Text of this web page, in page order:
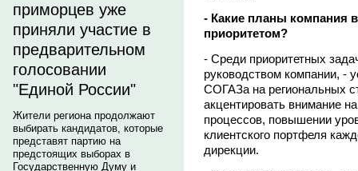
приморцев уже
приняли участие в
предварительном
голосовании
"Единой России"
Жители региона продолжают
выбирать кандидатов, которые
представят партию на
предстоящих выборах в
Государственную Думу и
- Какие планы компания
приоритетом?
- Среди приоритетных
руководством компании, -
СОГАЗа на региональных
акцентировать внимание
процессов, повышении
клиентского портфеля
дирекции.